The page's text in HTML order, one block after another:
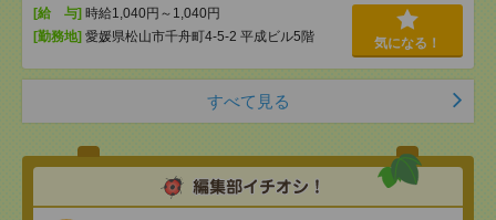
[給 与] 時給1,040円～1,040円
[勤務地] 愛媛県松山市千舟町4-5-2 平成ビル5階 気になる！
すべて見る